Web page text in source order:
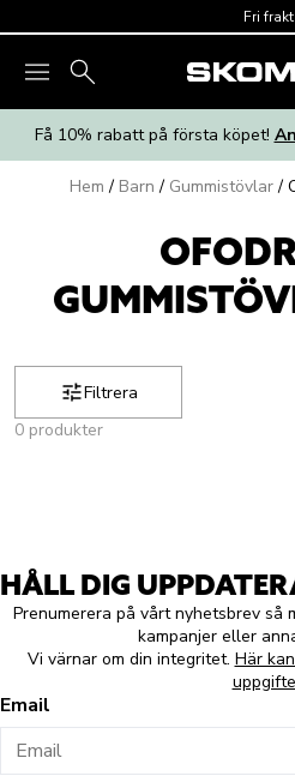
Fri frakt
Få 10% rabatt på första köpet!
Hem / Barn / Gummistövlar /
Filtrera
0 produkter
HÅLL DIG
Prenumerera på vårt nyhetsbrev så
kampanjer eller
Vi värnar om din integritet. Här
Email